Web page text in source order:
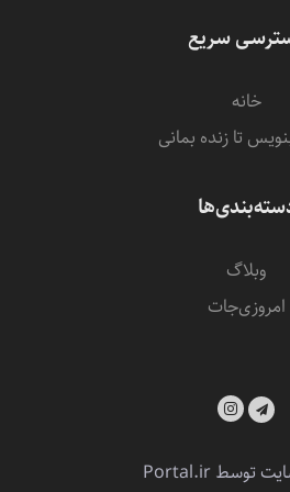
سریع
خانه
تا زنده بمانی
وبلاگ
امروزی‌‌جات
توسطPortal.ir